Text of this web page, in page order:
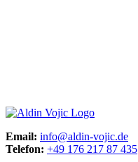
Email: info@aldin-vojic.de
Telefon: +49 176 217 87 435